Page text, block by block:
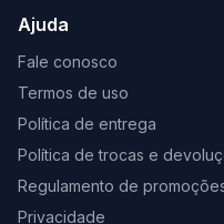
Ajuda
Fale conosco
Termos de uso
Política de entrega
Política de trocas e
Regulamento de
Privacidade